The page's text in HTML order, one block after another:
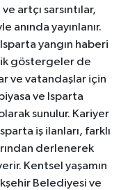
artçı sarsıntılar,
anında yayınlanır.
yangın haberi
göstergeler de
ve vatandaşlar için
ve Isparta
sunulur. Kariyer
iş ilanları, farklı
derlenerek
Kentsel yaşamın
Belediyesi ve